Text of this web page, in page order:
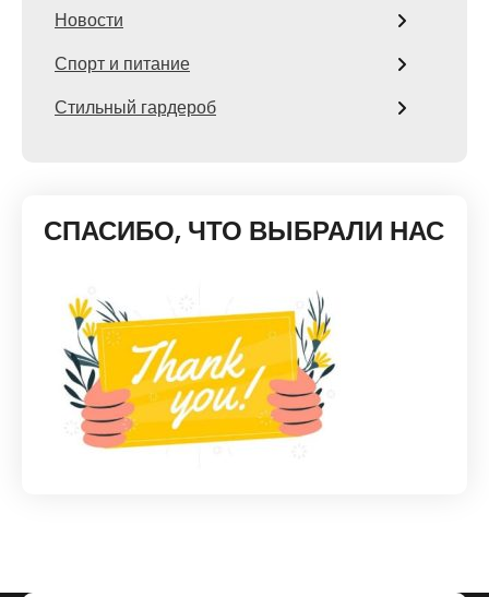
Новости
Спорт и питание
Стильный гардероб
СПАСИБО, ЧТО ВЫБРАЛИ НАС